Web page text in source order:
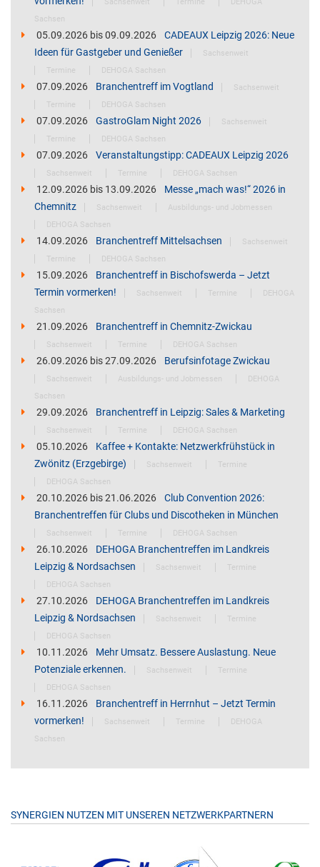
Sachsen
05.09.2026 bis09.09.2026
CADEAUX Leipzig 2026: Neue
Ideen für Gastgeber und Genießer
Sachsenweit
Termine
DEHOGA Sachsen
07.09.2026 Branchentreff im Vogtland
Sachsenweit
Termine
DEHOGA Sachsen
07.09.2026 GastroGlam Night 2026
Sachsenweit
Termine
DEHOGA Sachsen
07.09.2026 Veranstaltungstipp: CADEAUX Leipzig 2026
Sachsenweit Termine DEHOGA Sachsen
12.09.2026 bis 13.09.2026
Messe „mach was!“ 2026 in
Chemnitz
Sachsenweit
Ausbildungs- und Jobmessen
DEHOGA Sachsen
14.09.2026 Branchentreff Mittelsachsen
Sachsenweit
Termine
DEHOGA Sachsen
15.09.2026
Branchentreff in Bischofswerda – Jetzt
Termin vormerken!
Sachsenweit Termine
DEHOGA
Sachsen
21.09.2026 Branchentreff in Chemnitz-Zwickau
Sachsenweit Termine DEHOGA Sachsen
26.09.2026 bis27.09.2026 Berufsinfotage Zwickau
Sachsenweit Ausbildungs- und Jobmessen
DEHOGA
Sachsen
29.09.2026 Branchentreff in Leipzig: Sales & Marketing
Sachsenweit Termine DEHOGA Sachsen
05.10.2026
Kaffee + Kontakte: Netzwerkfrühstück in
Zwönitz (Erzgebirge)
Sachsenweit
Termine
DEHOGA Sachsen
20.10.2026 bis21.06.2026
Club Convention 2026:
Branchentreffen für Clubs und Discotheken in München
Sachsenweit Termine DEHOGA Sachsen
26.10.2026
DEHOGA Branchentreffen im Landkreis
Leipzig & Nordsachsen
Sachsenweit
Termine
DEHOGA Sachsen
27.10.2026
DEHOGA Branchentreffen im Landkreis
Leipzig & Nordsachsen
Sachsenweit
Termine
DEHOGA Sachsen
10.11.2026
Mehr Umsatz. Bessere Auslastung. Neue
Potenziale erkennen.
Sachsenweit
Termine
DEHOGA Sachsen
16.11.2026
Branchentreff in Herrnhut – Jetzt Termin
vormerken!
Sachsenweit Termine
DEHOGA
Sachsen
SYNERGIEN NUTZEN MIT UNSEREN NETZWERKPARTNERN